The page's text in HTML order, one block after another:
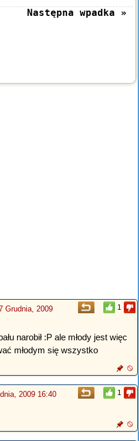
Następna wpadka »
1
Grudnia, 2009
narobił :P ale młody jest więc
młodym się wszystko
1
2009 16:40